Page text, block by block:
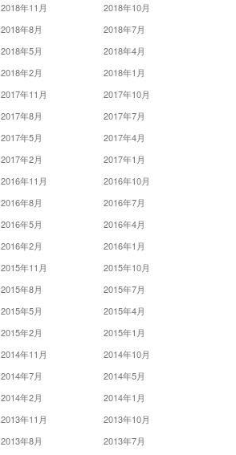
2018年11月
2018年10月
2018年8月
2018年7月
2018年5月
2018年4月
2018年2月
2018年1月
2017年11月
2017年10月
2017年8月
2017年7月
2017年5月
2017年4月
2017年2月
2017年1月
2016年11月
2016年10月
2016年8月
2016年7月
2016年5月
2016年4月
2016年2月
2016年1月
2015年11月
2015年10月
2015年8月
2015年7月
2015年5月
2015年4月
2015年2月
2015年1月
2014年11月
2014年10月
2014年7月
2014年5月
2014年2月
2014年1月
2013年11月
2013年10月
2013年8月
2013年7月